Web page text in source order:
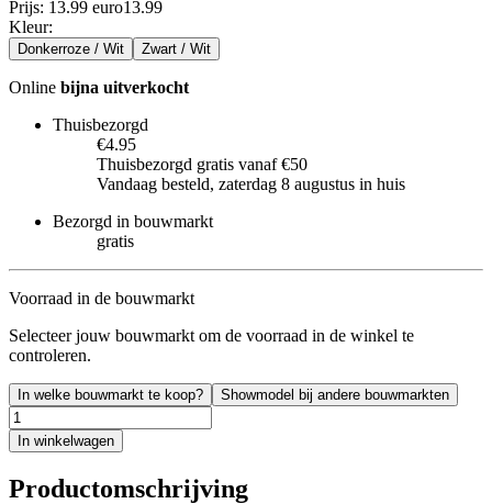
Prijs: 13.99 euro13.99
Kleur:
Donkerroze / Wit Zwart / Wit
Online bijna uitverkocht
Thuisbezorgd
€4.95
Thuisbezorgd gratis vanaf €50
Vandaag besteld, zaterdag 8 augustus in huis
Bezorgd in bouwmarkt
gratis
Voorraad in de bouwmarkt
Selecteer jouw bouwmarkt om de voorraad in de winkel te
controleren.
In welke bouwmarkt te koop? Showmodel bij andere bouwmarkten
In winkelwagen
Productomschrijving